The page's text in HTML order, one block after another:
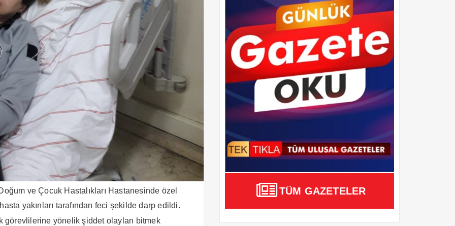
ve Çocuk Hastalıkları Hastanesinde özel
yakınları tarafından feci şekilde darp edildi.
görevlilerine yönelik şiddet olayları bitmek
TÜM GAZETELER